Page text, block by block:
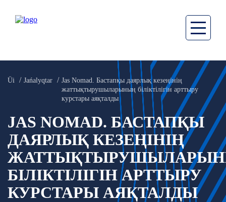
Üi Jańalyqtar
Jas Nomad. Бастапқы даярлық кезеңінің
жаттықтырушыларының біліктілігін арттыру
курстары аяқталды
JAS NOMAD. БАСТАПҚЫ
ДАЯРЛЫҚ КЕЗЕҢІНІҢ
БІЛІКТІЛІГІН АРТТЫРУ
КУРСТАРЫ АЯҚТАЛДЫ